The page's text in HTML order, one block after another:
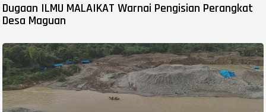
Dugaan ILMU MALAIKAT Warnai Pengisian Perangkat
Desa Maguan